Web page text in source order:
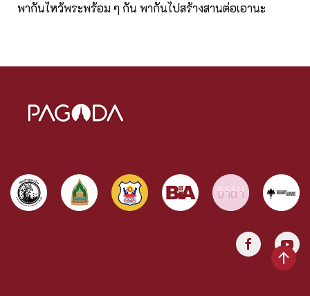
พากันไหว้พระพร้อม ๆ กัน พากันไปสร้างสานต่อเอานะ